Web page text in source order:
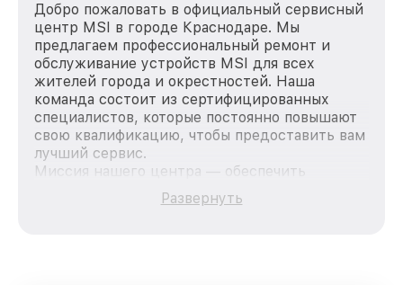
Добро пожаловать в официальный сервисный
центр MSI в городе Краснодаре. Мы
предлагаем профессиональный ремонт и
обслуживание устройств MSI для всех
жителей города и окрестностей. Наша
команда состоит из сертифицированных
специалистов, которые постоянно повышают
свою квалификацию, чтобы предоставить вам
лучший сервис.
Миссия нашего центра — обеспечить
качественный и доступный ремонт для
каждого пользователя продукции MSI, вне
Развернуть